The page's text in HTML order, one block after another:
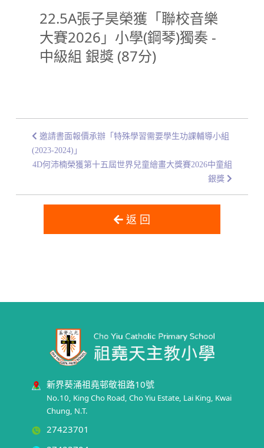
22.5A張子昊榮獲「聯校音樂
大賽2026」小學(鋼琴)獨奏 -
中級組 銀獎 (87分)
邀請書面報價承辦「特殊學習需要學生功課輔導小組
(2023-2024)」
4D何沛楠榮獲第十五屆世界兒童繪畫大獎賽2026中童組
銀獎
返 回
新界葵涌祖堯邨敬祖路10號
No.10, King Cho Road, Cho Yiu Estate, Lai King, Kwai
Chung, N.T.
27423701